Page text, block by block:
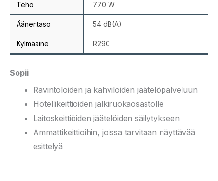
Teho 770 W
Äänentaso 54 dB(A)
Kylmäaine R290
Sopii
Ravintoloiden ja kahviloiden jäätelöpalveluun
Hotellikeittioiden jälkiruokaosastolle
Laitoskeittiöiden jäätelöiden säilytykseen
Ammattikeittioihin, joissa tarvitaan näyttävää
esittelyä